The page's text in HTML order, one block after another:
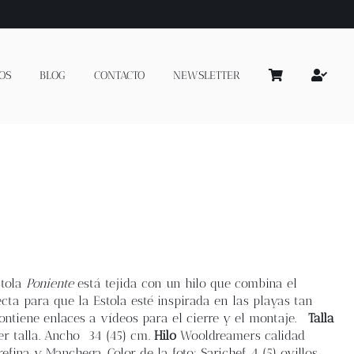
BLOG CONTACTO NEWSLETTER
Ponienteestá tejida con un hilo que combina el
para que la Estola esté inspirada en las playas tan
enlaces a vídeos para el cierre y el montaje. Talla
talla. Ancho 34 (45) cm. Hilo Wooldreamers calidad